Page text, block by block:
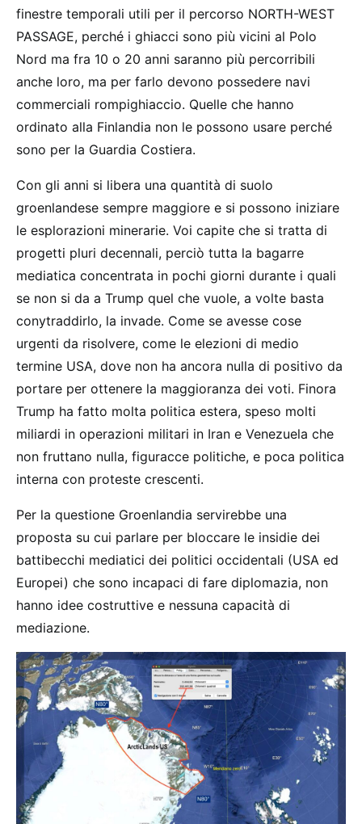
finestre temporali utili per il percorso NORTH-WEST
PASSAGE, perché i ghiacci sono più vicini al Polo
Nord ma fra 10 o 20 anni saranno più percorribili
anche loro, ma per farlo devono possedere navi
commerciali rompighiaccio. Quelle che hanno
ordinato alla Finlandia non le possono usare perché
sono per la Guardia Costiera.
Con gli anni si libera una quantità di suolo
groenlandese sempre maggiore e si possono iniziare
le esplorazioni minerarie. Voi capite che si tratta di
progetti pluri decennali, perciò tutta la bagarre
mediatica concentrata in pochi giorni durante i quali
se non si da a Trump quel che vuole, a volte basta
conytraddirlo, la invade. Come se avesse cose
urgenti da risolvere, come le elezioni di medio
termine USA, dove non ha ancora nulla di positivo da
portare per ottenere la maggioranza dei voti. Finora
Trump ha fatto molta politica estera, speso molti
miliardi in operazioni militari in Iran e Venezuela che
non fruttano nulla, figuracce politiche, e poca politica
interna con proteste crescenti.
Per la questione Groenlandia servirebbe una
proposta su cui parlare per bloccare le insidie dei
battibecchi mediatici dei politici occidentali (USA ed
Europei) che sono incapaci di fare diplomazia, non
hanno idee costruttive e nessuna capacità di
mediazione.